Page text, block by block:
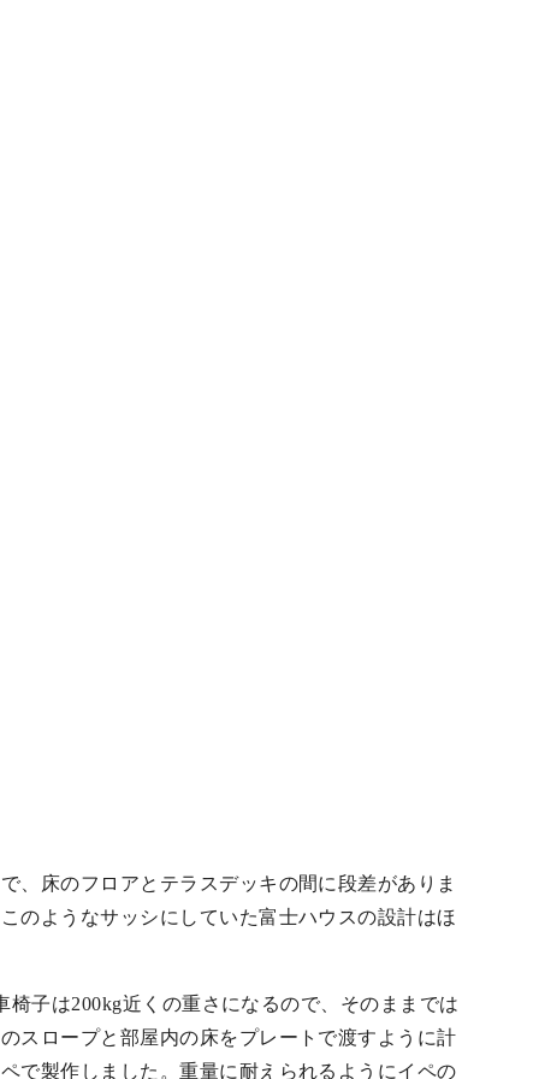
、床のフロアとテラスデッキの間に段差がありま
のようなサッシにしていた富士ハウスの設計はほ
子は200kg近くの重さになるので、そのままでは
スロープと部屋内の床をプレートで渡すように計
で製作しました。重量に耐えられるようにイペの